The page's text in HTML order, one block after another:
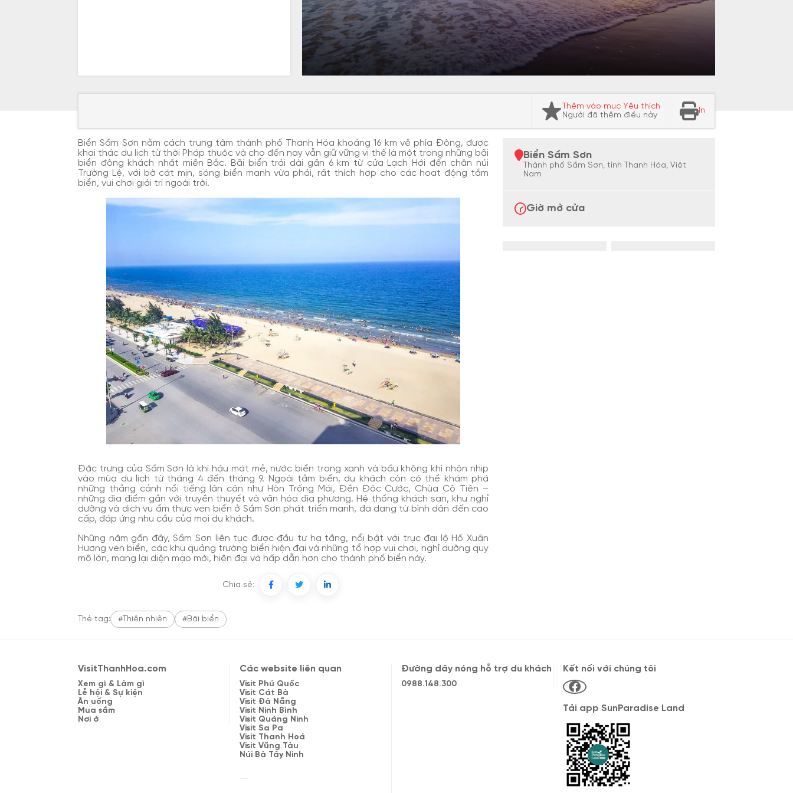
Thêm vào mục Yêu thích
Người đã thêm điều này
In
Biển Sầm Sơn nằm cách trung tâm thành phố Thanh Hóa khoảng 16 km về phía Đông, được
khai thác du lịch từ thời Pháp thuộc và cho đến nay vẫn giữ vững vị thế là một trong những bãi
biển đông khách nhất miền Bắc. Bãi biển trải dài gần 6 km từ cửa Lạch Hới đến chân núi
Trường Lệ, với bờ cát mịn, sóng biển mạnh vừa phải, rất thích hợp cho các hoạt động tắm
biển, vui chơi giải trí ngoài trời.
Đặc trưng của Sầm Sơn là khí hậu mát mẻ, nước biển trong xanh và bầu không khí nhộn nhịp
vào mùa du lịch từ tháng 4 đến tháng 9. Ngoài tắm biển, du khách còn có thể khám phá
những thắng cảnh nổi tiếng lân cận như Hòn Trống Mái, Đền Độc Cước, Chùa Cô Tiên –
những địa điểm gắn với truyền thuyết và văn hóa địa phương. Hệ thống khách sạn, khu nghỉ
dưỡng và dịch vụ ẩm thực ven biển ở Sầm Sơn phát triển mạnh, đa dạng từ bình dân đến cao
cấp, đáp ứng nhu cầu của mọi du khách.
Những năm gần đây, Sầm Sơn liên tục được đầu tư hạ tầng, nổi bật với trục đại lộ Hồ Xuân
Hương ven biển, các khu quảng trường biển hiện đại và những tổ hợp vui chơi, nghỉ dưỡng quy
mô lớn, mang lại diện mạo mới, hiện đại và hấp dẫn hơn cho thành phố biển này.
Chia sẻ:
Biển Sầm Sơn
Thành phố Sầm Sơn, tỉnh Thanh Hóa, Việt
Nam
Giờ mở cửa
Thẻ tag: #Thiên nhiên #Bãi biển
VisitThanhHoa.com
Xem gì & Làm gì
Lễ hội & Sự kiện
Ăn uống
Mua sắm
Nơi ở
Các website liên quan
Visit Phú Quốc
Visit Cát Bà
Visit Đà Nẵng
Visit Ninh Bình
Visit Quảng Ninh
Visit Sa Pa
Visit Thanh Hoá
Visit Vũng Tàu
Núi Bà Tây Ninh
Đường dây nóng hỗ trợ du khách
0988.148.300
Kết nối với chúng tôi
Tải app SunParadise Land